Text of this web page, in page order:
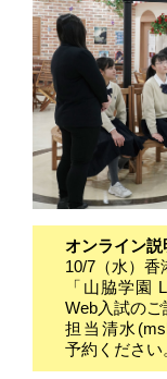
オンライン
10/7（水）香
「山脇学園
Web入試のご
担当清水
予約ください